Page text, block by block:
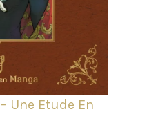
Une Etude En